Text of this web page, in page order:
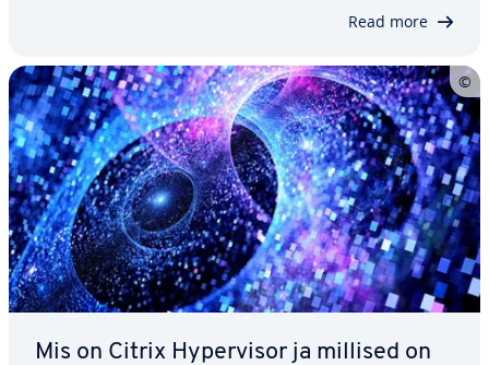
Read more
Mis on Citrix Hy­per­vi­sor ja millised on